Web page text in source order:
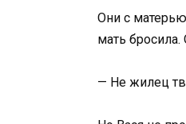
Они с
мать
— Не жилец